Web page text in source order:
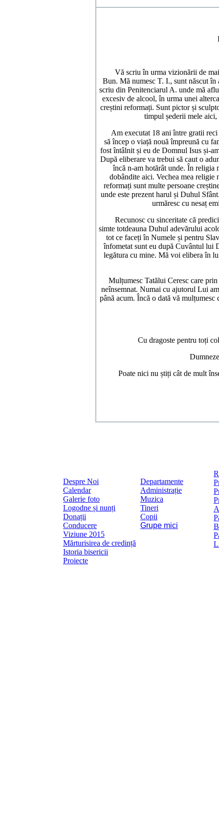
Vă scriu în urma vizionării de mai
Bun. Mă numesc T. I., sunt născut
scriu din Penitenciarul A. unde mă
excesiv de alcool, în urma unei
creștini reformați. Sunt pictor și
timpul șederii mele aici,
Am executat 18 ani între gratii reci
să încep o viață nouă împreună cu
fost întâlnit și eu de Domnul Isus și-
După eliberare va trebui să caut o
încă n-am hotărât unde. În religia
dobândite aici. Vechea mea religie
reformați sunt multe persoane
unde este prezent harul și Duhul
urmăresc cu nesaț
Recunosc cu sinceritate că
simte totdeauna Duhul adevărului
tot ce faceți în Numele și pentru
înfometat sunt eu după Cuvântul lui
legătura cu mine. Mă voi elibera în
Mulțumesc Tatălui Ceresc care prin
neînsemnat. Numai cu ajutorul Lui
până acum. Încă o dată vă
Cu dragoste pentru toți
Poate nici nu știți cât de mult
Despre Noi
Calendar
Galerie foto
Logodne și nunți
Donații
Conducere
Viziune 2015
Mărturisirea de credință
Istoria bisericii
Proiecte
Departamente
Administrație
Muzica
Tineri
Copii
Grupe mici